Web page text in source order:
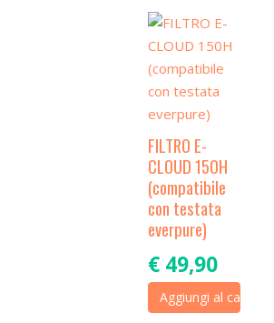
FILTRO E-
CLOUD 150H
(compatibile
con testata
everpure)
€ 49,90
Aggiungi al carrello